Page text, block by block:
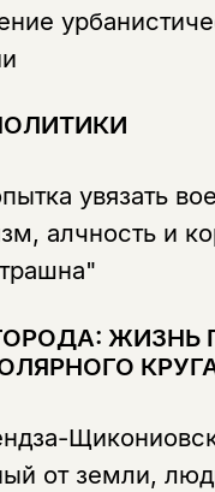
увязать
алчность и
ЖИЗНЬ
от земли,